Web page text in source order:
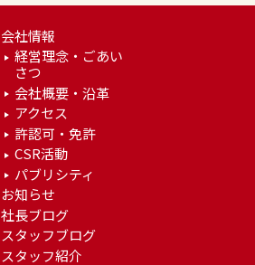
会社情報
経営理念・ごあい
さつ
会社概要・沿革
アクセス
許認可・免許
CSR活動
パブリシティ
お知らせ
社長ブログ
スタッフブログ
スタッフ紹介